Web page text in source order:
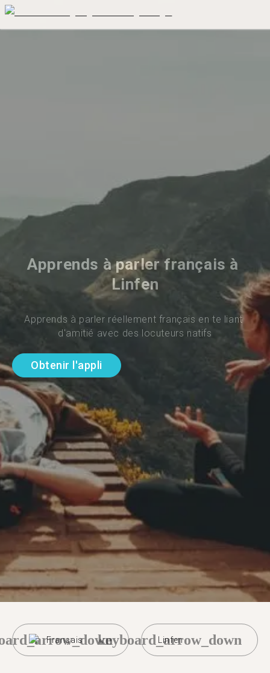
Apprends à parler français à
Linfen
Apprends à parler réellement français en te liant
d'amitié avec des locuteurs natifs
Obtenir l'appli
Français Linfen
keyboard_arrow_down